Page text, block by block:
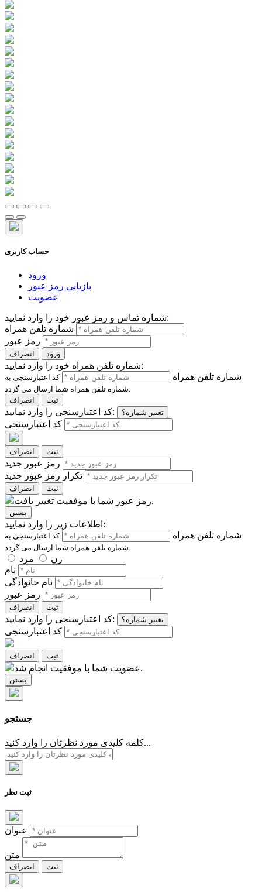
حساب کاربری
ورود
بازیابی رمز عبور
عضویت
شماره تماس و رمز عبور خود را وارد نمایید:
شماره تلفن همراه
رمز عبور
انصراف ورود
شماره تلفن همراه خود را وارد نمایید:
شماره تلفن همراه
کد اعتبارسنجی به
شماره تلفن همراه شما ارسال می گردد.
انصراف
ثبت
کد اعتبارسنجی را وارد نمایید: تغییر شماره؟
کد اعتبارسنجی
انصراف ثبت
رمز عبور جدید
تکرار رمز عبور جدید
انصراف ثبت
رمز عبور شما با موفقیت تغییر یافت.
بستن
اطلاعات زیر را وارد نمایید:
شماره تلفن همراه
کد اعتبارسنجی به
شماره تلفن همراه شما ارسال می گردد.
زن
مرد
نام
نام خانوادگی
رمز عبور
انصراف ثبت
کد اعتبارسنجی را وارد نمایید: تغییر شماره؟
کد اعتبارسنجی
انصراف ثبت
عضویت شما با موفقیت انجام شد.
بستن
جستجو
کلمه کلیدی مورد نظرتان را وارد کنید...
ثبت نظر
عنوان
متن
انصراف ثبت